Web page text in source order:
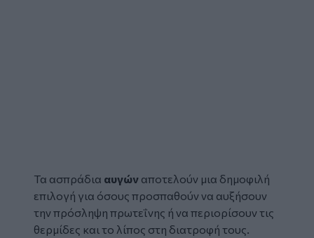
Τα ασπράδια αυγών αποτελούν μια δημοφιλή
επιλογή για όσους προσπαθούν να αυξήσουν
την πρόσληψη πρωτεΐνης ή να περιορίσουν τις
θερμίδες και το λίπος στη διατροφή τους.